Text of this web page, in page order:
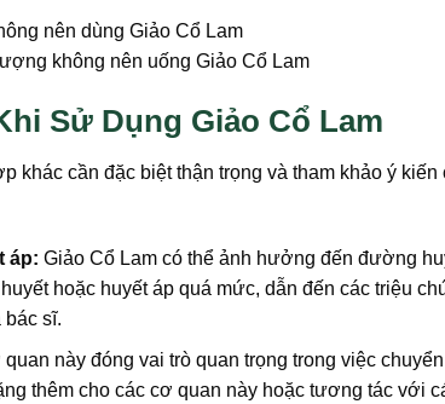
không nên uống Giảo Cổ Lam
Sử Dụng Giảo Cổ Lam
cần đặc biệt thận trọng và tham khảo ý kiến
áp: Giảo Cổ Lam có thể ảnh hưởng đến đường
hoặc huyết áp quá mức, dẫn đến các triệu
bác sĩ.
này đóng vai trò quan trọng trong việc
thêm cho các cơ quan này hoặc tương tác với